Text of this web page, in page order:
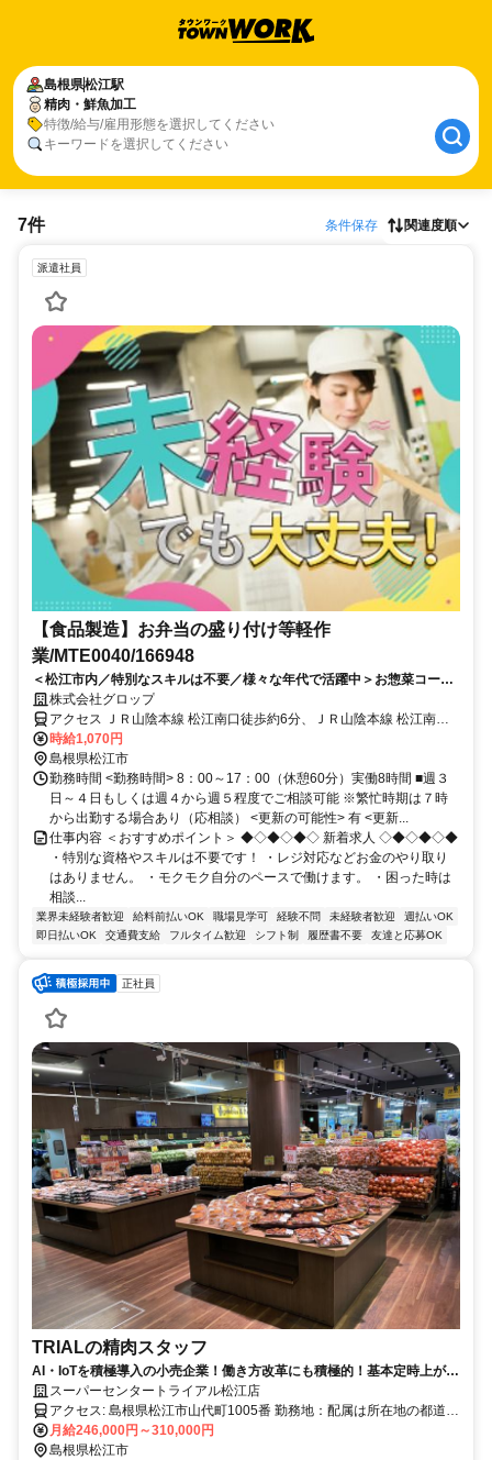
島根県松江駅
精肉・鮮魚加工
特徴/給与/雇用形態を選択してください
キーワードを選択してください
7件 条件保存 関連度順
派遣社員
【食品製造】お弁当の盛り付け等軽作
業/MTE0040/166948
＜松江市内／特別なスキルは不要／様々な年代で活躍中＞お惣菜コーナ
ーでの簡単作業です！盛り付け等作業
株式会社グロップ
アクセス ＪＲ山陰本線 松江南口徒歩約6分、ＪＲ山陰本線 松江南口
徒歩約6分、連絡バス 松江しんじ湖温泉徒歩約35分 松江市駅から車
で約5分
時給1,070円
島根県松江市
勤務時間 <勤務時間> 8：00～17：00（休憩60分）実働8時間 ■週３
日～４日もしくは週４から週５程度でご相談可能 ※繁忙時期は７時
から出勤する場合あり（応相談） <更新の可能性> 有 <更新...
仕事内容 ＜おすすめポイント＞ ◆◇◆◇◆◇ 新着求人 ◇◆◇◆◇◆
・特別な資格やスキルは不要です！ ・レジ対応などお金のやり取り
はありません。 ・モクモク自分のペースで働けます。 ・困った時は
相談...
業界未経験者歓迎 給料前払いOK 職場見学可 経験不問 未経験者歓迎
週払いOK
即日払いOK
交通費支給 フルタイム歓迎 シフト制 履歴書不要 友達と応募OK
正社員
TRIALの精肉スタッフ
AI・IoTを積極導入の小売企業！働き方改革にも積極的！基本定時上が
り！スーパーセンタートライアル松江店
アクセス: 島根県松江市山代町1005番 勤務地：配属は所在地の都道府
県 ※初任地は最寄りの店舗又は希望エリアを優先し配属します。 ※
エリア内勤務または全国勤務いずれか希望を選択できます。
月給246,000円～310,000円
島根県松江市